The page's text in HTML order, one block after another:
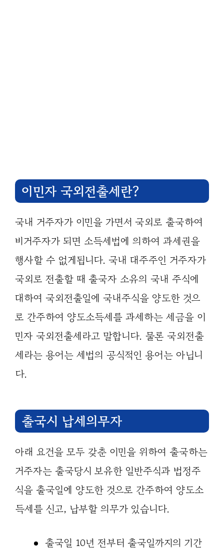
이민자 국외전출세란?
국내 거주자가 이민을 가면서 국외로 출국하여
비거주자가 되면 소득세법에 의하여 과세권을
행사할 수 없게됩니다. 국내 대주주인 거주자가
국외로 전출할 때 출국자 소유의 국내 주식에
대하여 국외전출일에 국내주식을 양도한 것으
로 간주하여 양도소득세를 과세하는 세금을 이
민자 국외전출세라고 말합니다. 물론 국외전출
세라는 용어는 세법의 공식적인 용어는 아닙니
다.
출국시 납세의무자
아래 요건을 모두 갖춘 이민을 위하여 출국하는
거주자는 출국당시 보유한 일반주식과 법정주
식을 출국일에 양도한 것으로 간주하여 양도소
득세를 신고, 납부할 의무가 있습니다.
출국일 10년 전부터 출국일까지의 기간